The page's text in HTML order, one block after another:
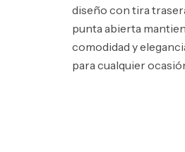
diseño con tira
punta abierta
comodidad y
para cualquier